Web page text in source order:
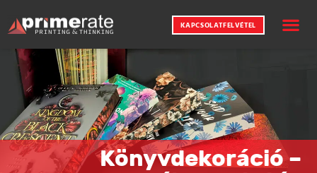
KAPCSOLATFELVÉTEL
Könyvdekoráció –